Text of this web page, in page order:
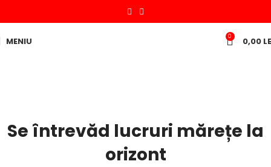
MENIU 0 0,00
Se întrevăd lucruri mărețe la
orizont